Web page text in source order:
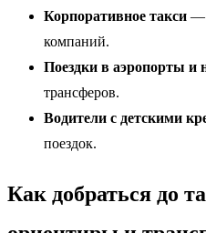
Корпоративное такси —
компаний.
Поездки в аэропорты и
трансферов.
Водители с детскими
поездок.
Как добраться до